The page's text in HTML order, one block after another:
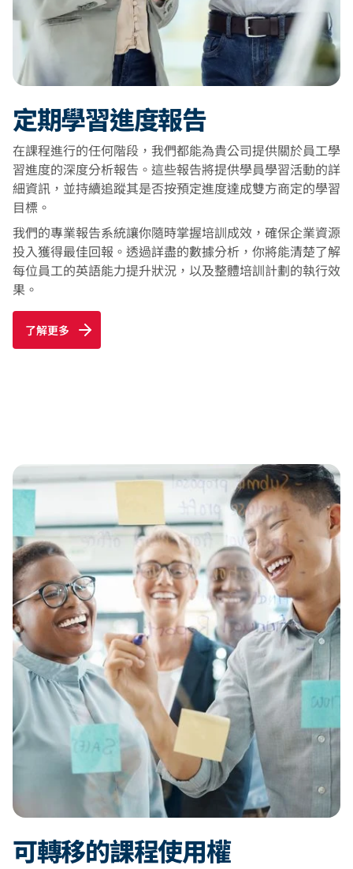
定期學習進度報告
在課程進行的任何階段，我們都能為貴公司提供關於員工學
習進度的深度分析報告。這些報告將提供學員學習活動的詳
細資訊，並持續追蹤其是否按預定進度達成雙方商定的學習
目標。
我們的專業報告系統讓你隨時掌握培訓成效，確保企業資源
投入獲得最佳回報。透過詳盡的數據分析，你將能清楚了解
每位員工的英語能力提升狀況，以及整體培訓計劃的執行效
果。
了解更多
可轉移的課程使用權